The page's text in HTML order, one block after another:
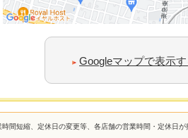
Googleマップで表示
時間短縮、定休日の変更等、各店舗の営業時間・定休日